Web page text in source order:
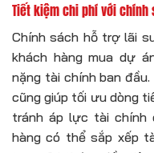
Tiết kiệm chi phí với chính
Chính sách hỗ trợ lãi
khách hàng mua dự
nặng tài chính ban
cũng giúp tối ưu dòng
tránh áp lực tài chính
hàng có thể sắp xếp